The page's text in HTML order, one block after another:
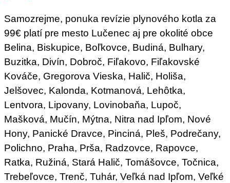
Samozrejme, ponuka revízie plynového kotla za
99€ platí pre mesto Lučenec aj pre okolité obce
Belina, Biskupice, Boľkovce, Budiná, Bulhary,
Buzitka, Divín, Dobroč, Fiľakovo, Fiľakovské
Kováče, Gregorova Vieska, Halič, Holiša,
Jelšovec, Kalonda, Kotmanová, Lehôtka,
Lentvora, Lipovany, Lovinobaňa, Lupoč,
Mašková, Mučín, Mýtna, Nitra nad Ipľom, Nové
Hony, Panické Dravce, Pinciná, Pleš, Podrečany,
Polichno, Praha, Prša, Radzovce, Rapovce,
Ratka, Ružiná, Stará Halič, Tomášovce, Točnica,
Trebeľovce, Trenč, Tuhár, Veľká nad Ipľom, Veľké